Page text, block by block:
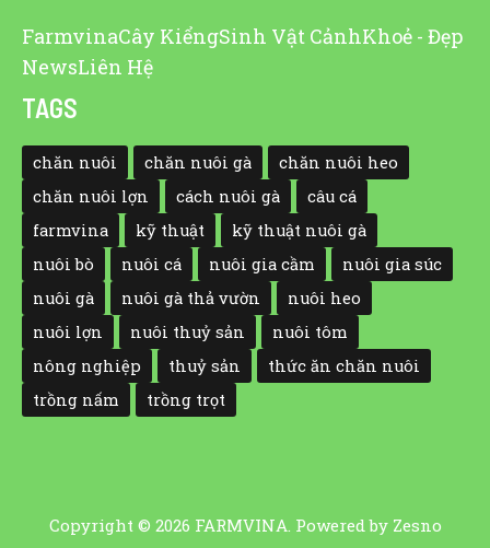
FarmvinaCây KiểngSinh Vật CảnhKhoẻ - Đẹp
NewsLiên Hệ
TAGS
chăn nuôi chăn nuôi gà
chăn nuôi heo
chăn nuôi lợn
cách nuôi gà
câu cá
farmvina
kỹ thuật
kỹ thuật nuôi gà
nuôi bò
nuôi cá nuôi gia cầm
nuôi gia súc
nuôi gà
nuôi gà thả vườn
nuôi heo
nuôi lợn
nuôi thuỷ sản
nuôi tôm
nông nghiệp
thuỷ sản
thức ăn chăn nuôi
trồng nấm
trồng trọt
Copyright © 2026 FARMVINA. Powered by Zesno